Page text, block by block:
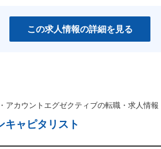
この求人情報の詳細を見る
アカウントエグゼクティブの転職・求人情報
キャピタリスト